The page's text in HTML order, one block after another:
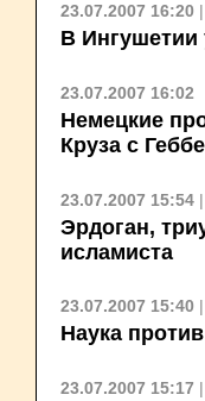
23.07.2007 16:20
В Ингушетии
23.07.2007 16:02
Немецкие
Круза с
23.07.2007 15:54
Эрдоган,
исламиста
23.07.2007 15:40
Наука
23.07.2007 15:17